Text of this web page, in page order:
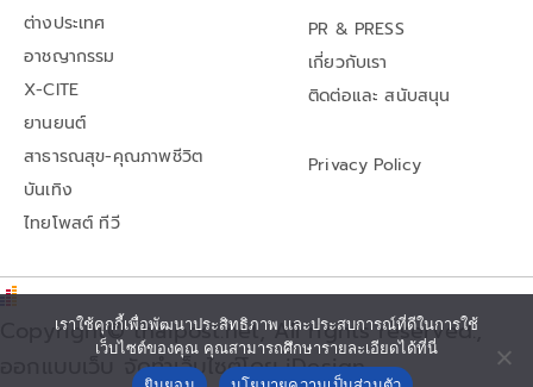
ต่างประเทศ
อาชญากรรม
X-CITE
ยานยนต์
สาธารณสุข-คุณภาพชีวิต
บันเทิง
ไทยโพสต์ ทีวี
PR & PRESS
เกี่ยวกับเรา
ติดต่อและ สนับสนุน
Privacy Policy
Copyright© thaipost.net, All rights reserved.,
ออกแบบเว็บ จัดทำเว็บไซต์โดย iDesign
เราใช้คุกกี้เพื่อพัฒนาประสิทธิภาพ และประสบการณ์ที่ดีในการใช้
เว็บไซต์ของคุณ คุณสามารถศึกษารายละเอียดได้ที่นี่